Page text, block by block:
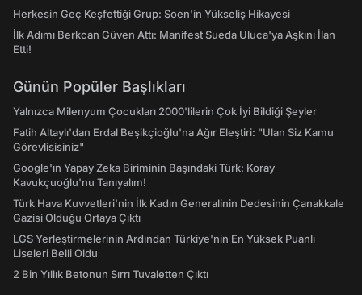
Herkesin Geç Keşfettiği Grup: Soen'in Yükseliş Hikayesi
İlk Adımı Berkcan Güven Attı: Manifest Sueda Uluca'ya Aşkını İlan
Etti!
Günün Popüler Başlıkları
Yalnızca Milenyum Çocukları 2000'lilerin Çok İyi Bildiği Şeyler
Fatih Altaylı'dan Erdal Beşikçioğlu'na Ağır Eleştiri: "Ulan Siz Kamu
Görevlisisiniz"
Google'ın Yapay Zeka Biriminin Başındaki Türk: Koray
Kavukçuoğlu'nu Tanıyalım!
Türk Hava Kuvvetleri'nin İlk Kadın Generalinin Dedesinin Çanakkale
Gazisi Olduğu Ortaya Çıktı
LGS Yerleştirmelerinin Ardından Türkiye'nin En Yüksek Puanlı
Liseleri Belli Oldu
2 Bin Yıllık Betonun Sırrı Tuvaletten Çıktı